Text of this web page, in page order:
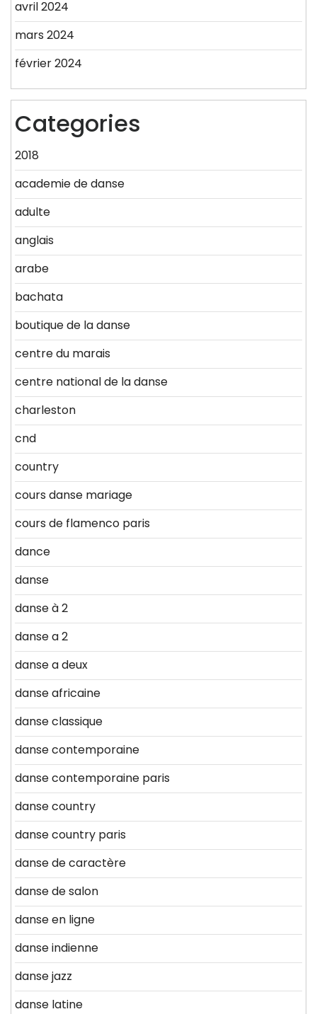
avril 2024
mars 2024
février 2024
Categories
2018
academie de danse
adulte
anglais
arabe
bachata
boutique de la danse
centre du marais
centre national de la danse
charleston
cnd
country
cours danse mariage
cours de flamenco paris
dance
danse
danse à 2
danse a 2
danse a deux
danse africaine
danse classique
danse contemporaine
danse contemporaine paris
danse country
danse country paris
danse de caractère
danse de salon
danse en ligne
danse indienne
danse jazz
danse latine